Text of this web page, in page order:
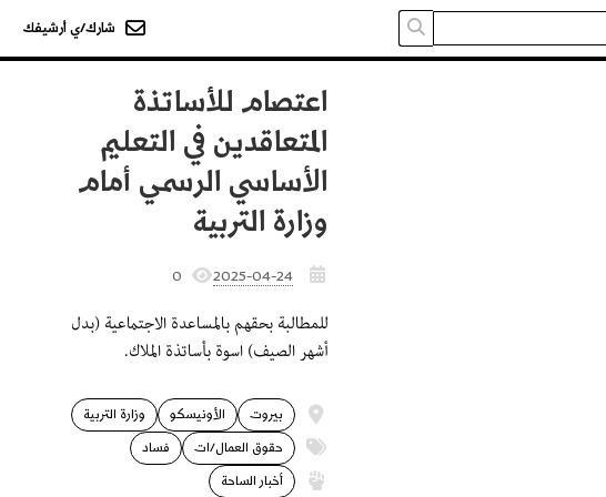
شارك/ي أرشيفك
اعتصام للأساتذة
المتعاقدين في التعليم
الأساسي الرسمي أمام
وزارة التربية
2025-04-24
0
للمطالبة بحقهم بالمساعدة الاجتماعية (بدل
أشهر الصيف) اسوة بأساتذة الملاك.
الأونيسكو بيروت
وزارة التربية
حقوق العمال/ات
فساد
أخبار الساحة